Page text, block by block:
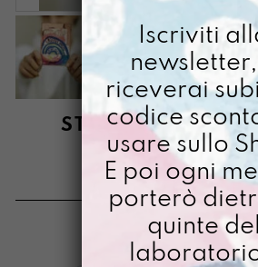
STAMPA A6
NASCERE
€3,00
[ Stampa Illustrata ]
Iscriviti
riceverai
codice
usare sullo
E poi ogni
porterò
quinte del